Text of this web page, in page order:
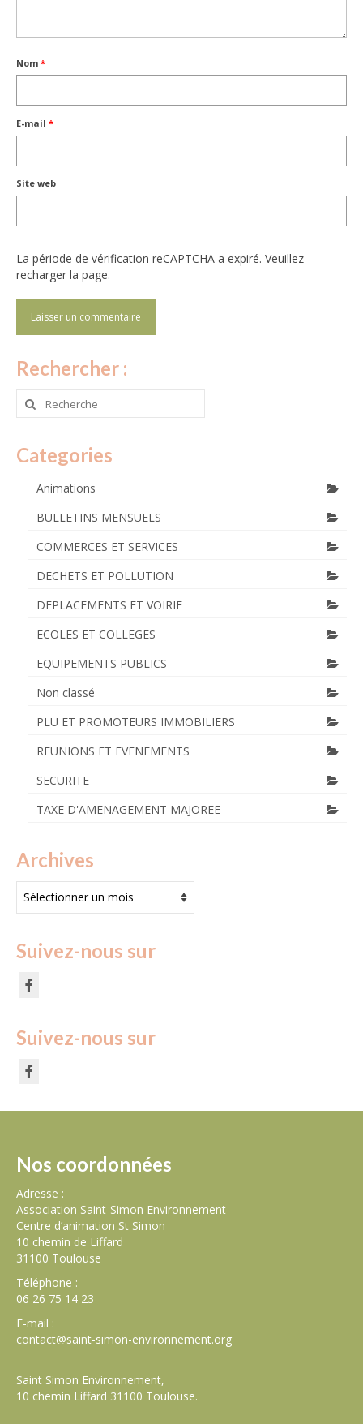
Nom *
E-mail *
Site web
La période de vérification reCAPTCHA a expiré. Veuillez
recharger la page.
Rechercher :
Rechercher
Categories
Animations
BULLETINS MENSUELS
COMMERCES ET SERVICES
DECHETS ET POLLUTION
DEPLACEMENTS ET VOIRIE
ECOLES ET COLLEGES
EQUIPEMENTS PUBLICS
Non classé
PLU ET PROMOTEURS IMMOBILIERS
REUNIONS ET EVENEMENTS
SECURITE
TAXE D'AMENAGEMENT MAJOREE
Archives
Suivez-nous sur
Suivez-nous sur
Nos coordonnées
Adresse :
Association Saint-Simon Environnement
Centre d’animation St Simon
10 chemin de Liffard
31100 Toulouse
Téléphone :
06 26 75 14 23
E-mail :
contact@saint-simon-environnement.org
Saint Simon Environnement,
10 chemin Liffard 31100 Toulouse.